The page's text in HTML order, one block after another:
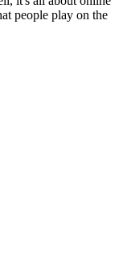
people play on the